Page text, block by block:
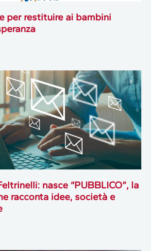
per restituire ai bambini
nasce “PUBBLICO”, la
racconta idee, società e